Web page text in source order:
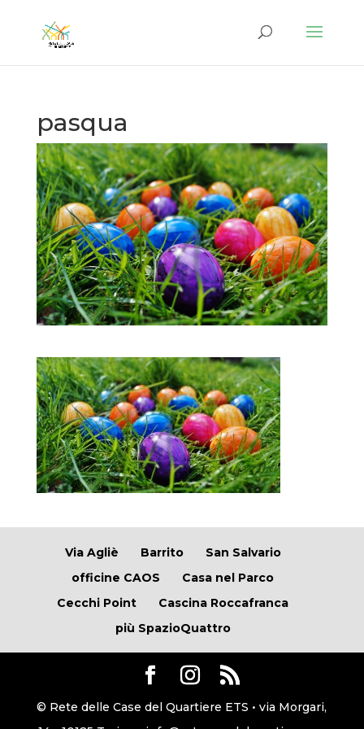
pasqua
Via Agliè Barrito
San Salvario
officine CAOS
Casa nel Parco
Cecchi Point
Cascina Roccafranca
più SpazioQuattro
© Rete delle Case del Quartiere ETS • via Morgari,